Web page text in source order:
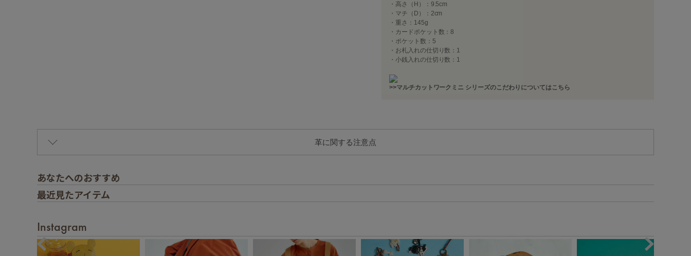
・高さ（H）：9.5cm
・マチ（D）：2cm
・重さ：145g
・カードポケット数：8
・ポケット数：5
・お札入れの仕切り数：1
・小銭入れの仕切り数：1
>>マルチカットワークミニ シリーズのこだわりについてはこちら
革に関する注意点
あなたへのおすすめ
最近見たアイテム
Instagram